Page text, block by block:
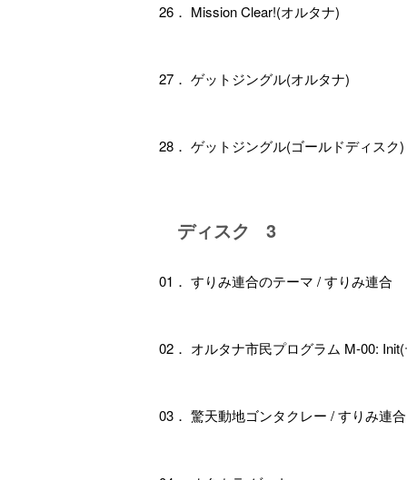
26． Mission Clear!(オルタナ)
27． ゲットジングル(オルタナ)
28． ゲットジングル(ゴールドディスク)
ディスク 3
01． すりみ連合のテーマ / すりみ連合
02． オルタナ市民プログラム M-00:
03． 驚天動地ゴンタクレー / すりみ連合